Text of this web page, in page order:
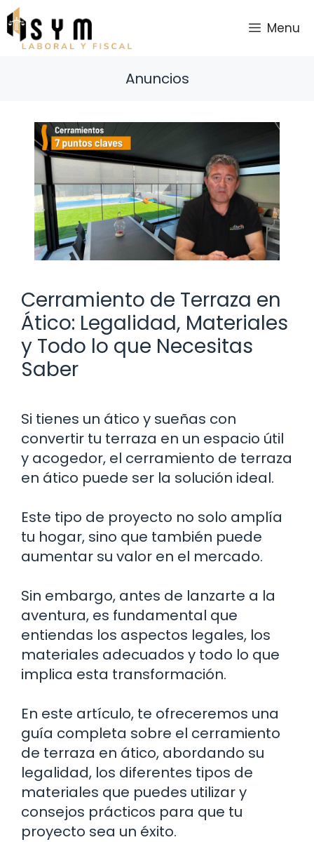
Saltar
al
contenido
Menu
Anuncios
Cerramiento de Terraza en
Ático: Legalidad, Materiales
y Todo lo que Necesitas
Saber
Si tienes un ático y sueñas con
convertir tu terraza en un espacio útil
y acogedor, el cerramiento de terraza
en ático puede ser la solución ideal.
Este tipo de proyecto no solo amplía
tu hogar, sino que también puede
aumentar su valor en el mercado.
Sin embargo, antes de lanzarte a la
aventura, es fundamental que
entiendas los aspectos legales, los
materiales adecuados y todo lo que
implica esta transformación.
En este artículo, te ofreceremos una
guía completa sobre el cerramiento
de terraza en ático, abordando su
legalidad, los diferentes tipos de
materiales que puedes utilizar y
consejos prácticos para que tu
proyecto sea un éxito.